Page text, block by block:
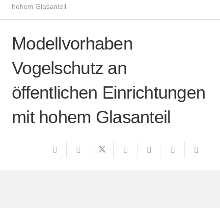
hohem Glasanteil
Modellvorhaben
Vogelschutz an
öffentlichen Einrichtungen
mit hohem Glasanteil